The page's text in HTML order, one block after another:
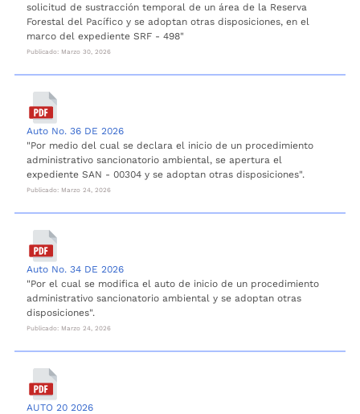
solicitud de sustracción temporal de un área de la Reserva
Forestal del Pacífico y se adoptan otras disposiciones, en el
marco del expediente SRF - 498"
Publicado: Marzo 30, 2026
Auto No. 36 DE 2026
"Por medio del cual se declara el inicio de un procedimiento
administrativo sancionatorio ambiental, se apertura el
expediente SAN - 00304 y se adoptan otras disposiciones".
Publicado: Marzo 24, 2026
Auto No. 34 DE 2026
"Por el cual se modifica el auto de inicio de un procedimiento
administrativo sancionatorio ambiental y se adoptan otras
disposiciones".
Publicado: Marzo 24, 2026
AUTO 20 2026